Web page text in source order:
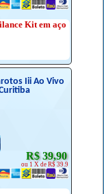
Kit em aço
Iii Ao Vivo
R$ 39,90
ou 1 X de R$ 39.9